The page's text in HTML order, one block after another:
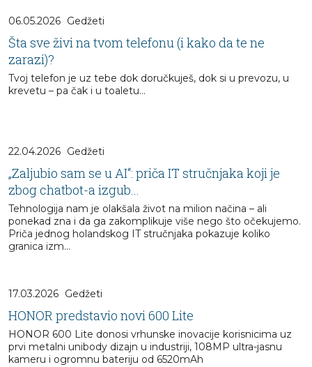
06.05.2026 Gedžeti
Šta sve živi na tvom telefonu (i kako da te ne
zarazi)?
Tvoj telefon je uz tebe dok doručkuješ, dok si u prevozu, u
krevetu – pa čak i u toaletu…
22.04.2026 Gedžeti
„Zaljubio sam se u AI“: priča IT stručnjaka koji je
zbog chatbot-a izgub...
Tehnologija nam je olakšala život na milion načina – ali
ponekad zna i da ga zakomplikuje više nego što očekujemo.
Priča jednog holandskog IT stručnjaka pokazuje koliko
granica izm...
17.03.2026 Gedžeti
HONOR predstavio novi 600 Lite
HONOR 600 Lite donosi vrhunske inovacije korisnicima uz
prvi metalni unibody dizajn u industriji, 108MP ultra-jasnu
kameru i ogromnu bateriju od 6520mAh